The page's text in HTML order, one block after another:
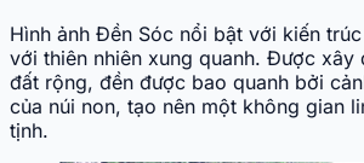
Hình ảnh Đền Sóc nổi bật với kiến
với thiên nhiên xung quanh. Được xây
đất rộng, đền được bao quanh bởi
của núi non, tạo nên một không gian
tịnh.